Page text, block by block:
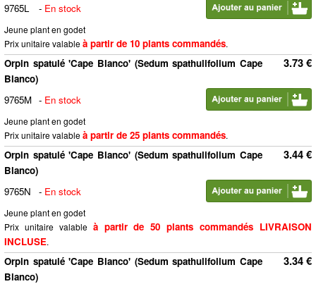
9765L
- En stock
Jeune plant en godet
Prix unitaire valableà partir de 10 plants commandés.
3.73 €
Orpin spatulé 'Cape Blanco' (Sedum spathulifolium Cape
Blanco)
9765M - En stock
Jeune plant en godet
Prix unitaire valableà partir de 25 plants commandés.
3.44 €
Orpin spatulé 'Cape Blanco' (Sedum spathulifolium Cape
Blanco)
9765N
- En stock
Jeune plant en godet
Prix unitaire valable à partir de 50 plants commandés LIVRAISON
INCLUSE.
3.34 €
Orpin spatulé 'Cape Blanco' (Sedum spathulifolium Cape
Blanco)